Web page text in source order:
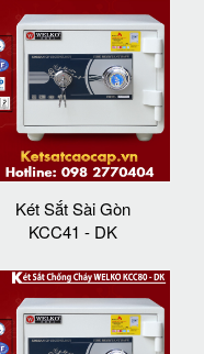
Két Sắt Sài Gòn
KCC41 - DK